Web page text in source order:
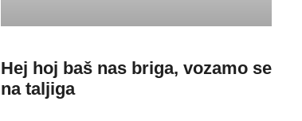
Hej hoj baš nas briga, vozamo se
na taljiga